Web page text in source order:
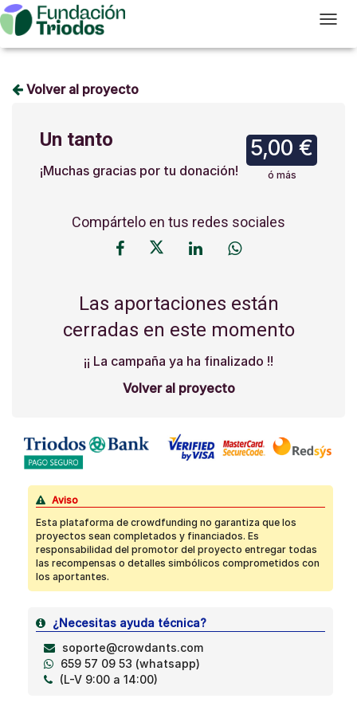
T
Volver al proyecto
5,00 €
ó más
Un tanto
¡Muchas gracias por tu donación!
Compártelo en tus redes sociales
Las aportaciones están
cerradas en este momento
¡¡ La campaña ya ha finalizado !!
Volver al proyecto
Aviso
Esta plataforma de crowdfunding no garantiza que los
proyectos sean completados y financiados. Es
responsabilidad del promotor del proyecto entregar todas
las recompensas o detalles simbólicos comprometidos con
los aportantes.
¿Necesitas ayuda técnica?
soporte@crowdants.com
659 57 09 53 (whatsapp)
(L-V 9:00 a 14:00)